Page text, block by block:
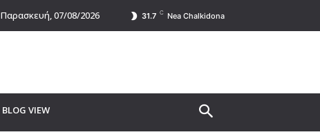
31.7 C Nea Chalkidona
Παρασκευή, 07/08/2026
BLOG VIEW